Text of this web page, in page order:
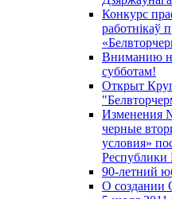
Конкурс
работнікаў
Вниманию
субботам!
Открыт
Изменения
черные
условия»
Республики
90-летний
О создании